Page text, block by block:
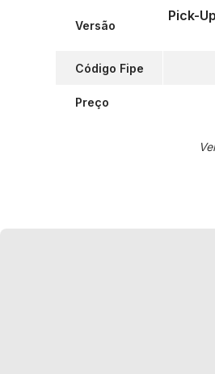
Versão
Código Fipe
Preço
Pick-